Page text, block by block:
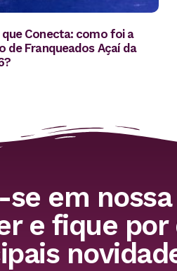
Conecta: como foi a
de Franqueados Açaí da
em nossa
e fique por